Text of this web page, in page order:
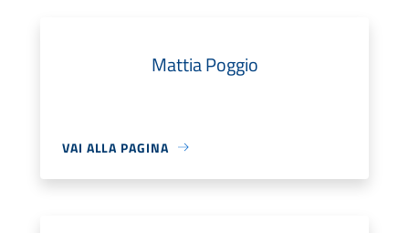
Mattia Poggio
VAI ALLA PAGINA